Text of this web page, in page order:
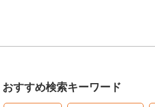
おすすめ検索キーワード